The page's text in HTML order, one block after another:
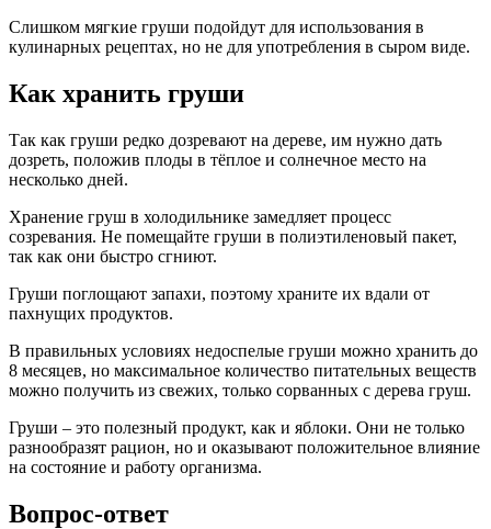
Слишком мягкие груши подойдут для использования в
кулинарных рецептах, но не для употребления в сыром виде.
Как хранить груши
Так как груши редко дозревают на дереве, им нужно дать
дозреть, положив плоды в тёплое и солнечное место на
несколько дней.
Хранение груш в холодильнике замедляет процесс
созревания. Не помещайте груши в полиэтиленовый пакет,
так как они быстро сгниют.
Груши поглощают запахи, поэтому храните их вдали от
пахнущих продуктов.
В правильных условиях недоспелые груши можно хранить до
8 месяцев, но максимальное количество питательных веществ
можно получить из свежих, только сорванных с дерева груш.
Груши – это полезный продукт, как и яблоки. Они не только
разнообразят рацион, но и оказывают положительное влияние
на состояние и работу организма.
Вопрос-ответ